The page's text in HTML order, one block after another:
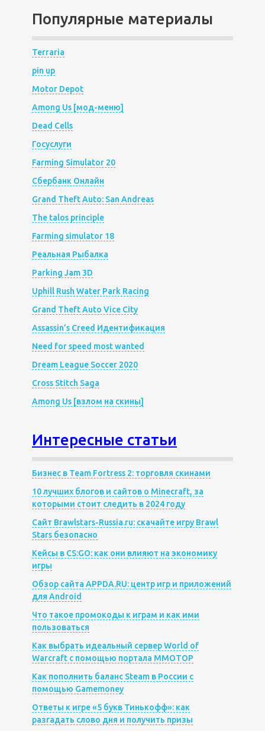
Популярные материалы
Terraria
pin up
Motor Depot
Among Us [мод-меню]
Dead Cells
Госуслуги
Farming Simulator 20
Сбербанк Онлайн
Grand Theft Auto: San Andreas
The talos principle
Farming simulator 18
Реальная Рыбалка
Parking Jam 3D
Uphill Rush Water Park Racing
Grand Theft Auto Vice City
Assassin’s Creed Идентификация
Need for speed most wanted
Dream League Soccer 2020
Cross Stitch Saga
Among Us [взлом на скины]
Интересные статьи
Бизнес в Team Fortress 2: торговля скинами
10 лучших блогов и сайтов о Minecraft, за
которыми стоит следить в 2024 году
Сайт Brawlstars-Russia.ru: скачайте игру Brawl
Stars безопасно
Кейсы в CS:GO: как они влияют на экономику
игры
Обзор сайта APPDA.RU: центр игр и приложений
для Android
Что такое промокоды к играм и как ими
пользоваться
Как выбрать идеальный сервер World of
Warcraft с помощью портала MMOTOP
Как пополнить баланс Steam в России с
помощью Gamemoney
Ответы к игре «5 букв Тинькофф»: как
разгадать слово дня и получить призы